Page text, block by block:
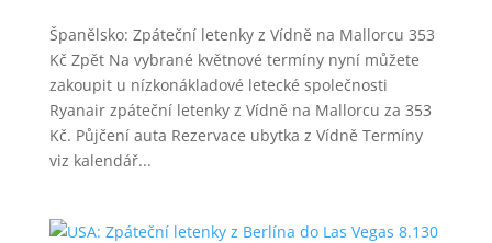
Španělsko: Zpáteční letenky z Vídně na Mallorcu 353
Kč Zpět Na vybrané květnové termíny nyní můžete
zakoupit u nízkonákladové letecké společnosti
Ryanair zpáteční letenky z Vídně na Mallorcu za 353
Kč. Půjčení auta Rezervace ubytka z Vídně Termíny
viz kalendář...